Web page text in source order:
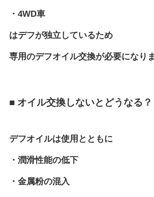
・4WD車
はデフが独立しているため
専用のデフオイル交換が必要になり
■ オイル交換しないとどうなる？
デフオイルは使用とともに
・潤滑性能の低下
・金属粉の混入